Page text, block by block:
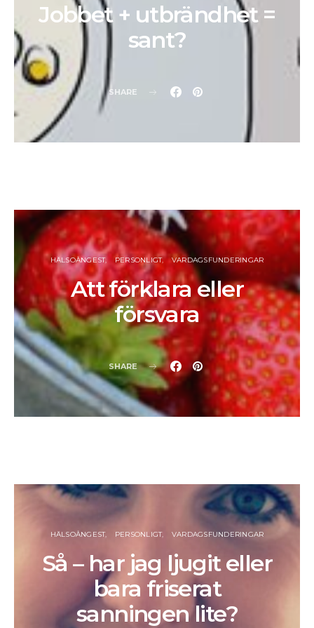
Jobbet + utbrändhet =
sant?
SHARE
HÄLSOÅNGEST PERSONLIGT VARDAGSFUNDERINGAR
Att förklara eller
försvara
SHARE
HÄLSOÅNGEST PERSONLIGT VARDAGSFUNDERINGAR
Så – har jag ljugit eller
bara friserat
sanningen lite?